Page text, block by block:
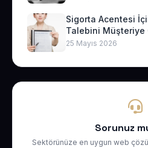
Sigorta Acentesi
Talebini Müşteriye
25 Mayıs 2026
Sorunuz
Sektörünüze en uygun web